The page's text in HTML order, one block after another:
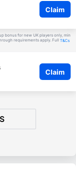
Claim
bonus for new UK players only, min
requirements apply. Full T&Cs
Claim